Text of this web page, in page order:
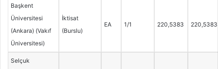
Başkent
Üniversitesi
(Ankara) (Vakıf
Üniversitesi)
İktisat
(Burslu)
EA 1/1 220,5383 220,5383
Selçuk